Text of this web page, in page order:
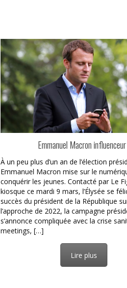
Emmanuel Macron
À un peu plus d’un an de l’élection
Emmanuel Macron mise sur le
conquérir les jeunes. Contacté par Le
kiosque ce mardi 9 mars, l’Élysée se
succès du président de la République
l’approche de 2022, la campagne
s’annonce compliquée avec la crise
meetings, […]
Lire plus